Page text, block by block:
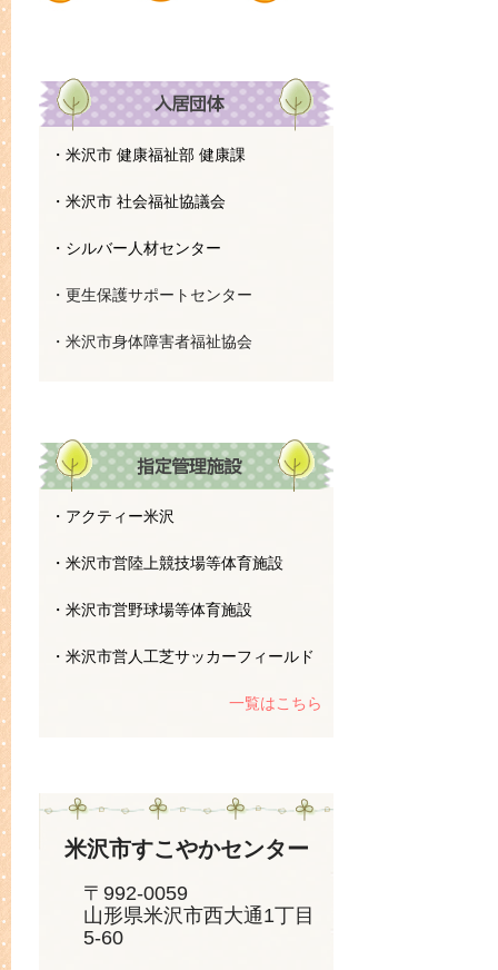
・米沢市 健康福祉部 健康課
・米沢市 社会福祉協議会
・シルバー人材センター
・更生保護サポートセンター
・米沢市身体障害者福祉協会
・アクティー米沢
・米沢市営陸上競技場等体育施設
・米沢市営野球場等体育施設
・米沢市営人工芝サッカーフィールド
一覧はこちら
米沢市すこやかセンター
〒992-0059
山形県米沢市西大通1丁目
5-60